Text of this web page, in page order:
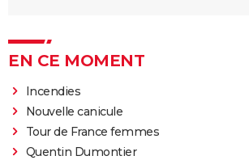
EN CE MOMENT
Incendies
Nouvelle canicule
Tour de France femmes
Quentin Dumontier